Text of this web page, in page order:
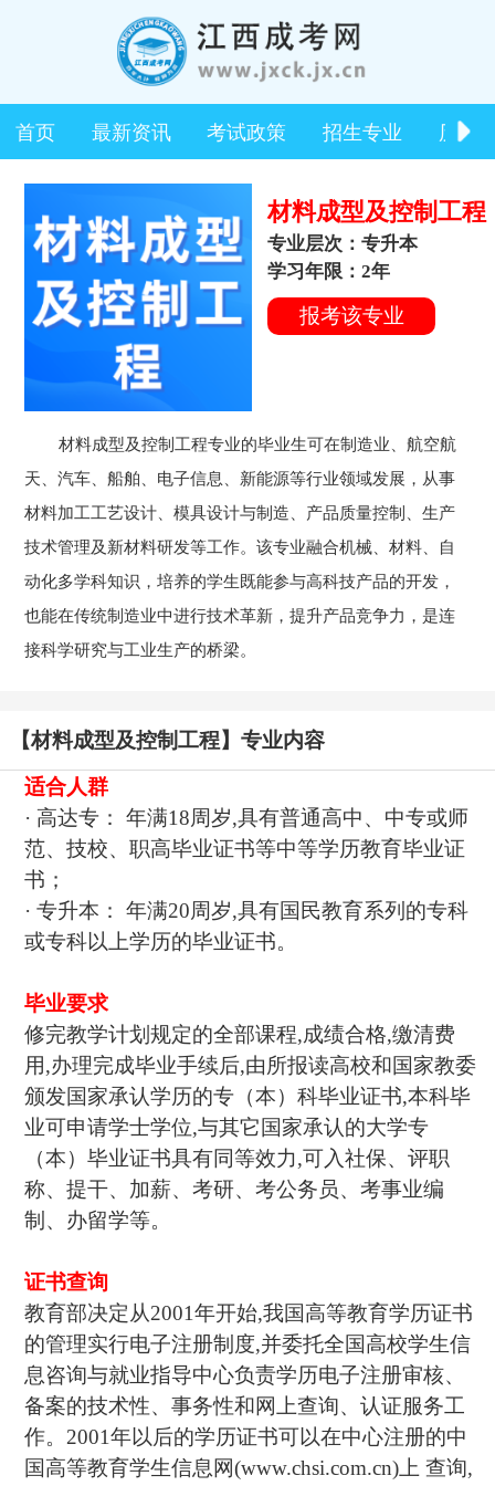
首页 最新资讯 考试政策 招生专业 历年
材料成型及控制工程
专业层次：专升本
学习年限：2年
报考该专业
材料成型及控制工程专业的毕业生可在制造业、航空航
天、汽车、船舶、电子信息、新能源等行业领域发展，从事
材料加工工艺设计、模具设计与制造、产品质量控制、生产
技术管理及新材料研发等工作。该专业融合机械、材料、自
动化多学科知识，培养的学生既能参与高科技产品的开发，
也能在传统制造业中进行技术革新，提升产品竞争力，是连
接科学研究与工业生产的桥梁。
【材料成型及控制工程】专业内容
适合人群
· 高达专： 年满18周岁,具有普通高中、中专或师
范、技校、职高毕业证书等中等学历教育毕业证
书；
· 专升本： 年满20周岁,具有国民教育系列的专科
或专科以上学历的毕业证书。
毕业要求
修完教学计划规定的全部课程,成绩合格,缴清费
用,办理完成毕业手续后,由所报读高校和国家教委
颁发国家承认学历的专（本）科毕业证书,本科毕
业可申请学士学位,与其它国家承认的大学专
（本）毕业证书具有同等效力,可入社保、评职
称、提干、加薪、考研、考公务员、考事业编
制、办留学等。
证书查询
教育部决定从2001年开始,我国高等教育学历证书
的管理实行电子注册制度,并委托全国高校学生信
息咨询与就业指导中心负责学历电子注册审核、
备案的技术性、事务性和网上查询、认证服务工
作。2001年以后的学历证书可以在中心注册的中
国高等教育学生信息网(www.chsi.com.cn)上 查询,